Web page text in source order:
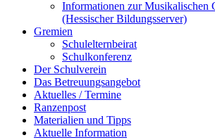
Informationen zur Musikalischen
(Hessischer Bildungsserver)
Gremien
Schulelternbeirat
Schulkonferenz
Der Schulverein
Das Betreuungsangebot
Aktuelles / Termine
Ranzenpost
Materialien und Tipps
Aktuelle Information